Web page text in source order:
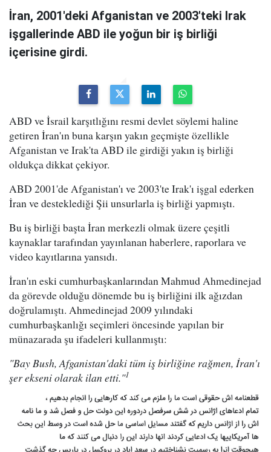
İran, 2001'deki Afganistan ve 2003'teki Irak
işgallerinde ABD ile yoğun bir iş birliği
içerisine girdi.
ABD ve İsrail karşıtlığını resmi devlet söylemi haline
getiren İran'ın buna karşın yakın geçmişte özellikle
Afganistan ve Irak'ta ABD ile girdiği yakın iş birliği
oldukça dikkat çekiyor.
ABD 2001'de Afganistan'ı ve 2003'te Irak'ı işgal ederken
İran ve desteklediği Şii unsurlarla iş birliği yapmıştı.
Bu iş birliği başta İran merkezli olmak üzere çeşitli
kaynaklar tarafından yayınlanan haberlere, raporlara ve
video kayıtlarına yansıdı.
İran'ın eski cumhurbaşkanlarından Mahmud Ahmedinejad
da görevde olduğu dönemde bu iş birliğini ilk ağızdan
doğrulamıştı. Ahmedinejad 2009 yılındaki
cumhurbaşkanlığı seçimleri öncesinde yapılan bir
münazarada şu ifadeleri kullanmıştı:
"Bay Bush, Afganistan'daki tüm iş birliğine rağmen, İran'ı
şer ekseni olarak ilan etti."1